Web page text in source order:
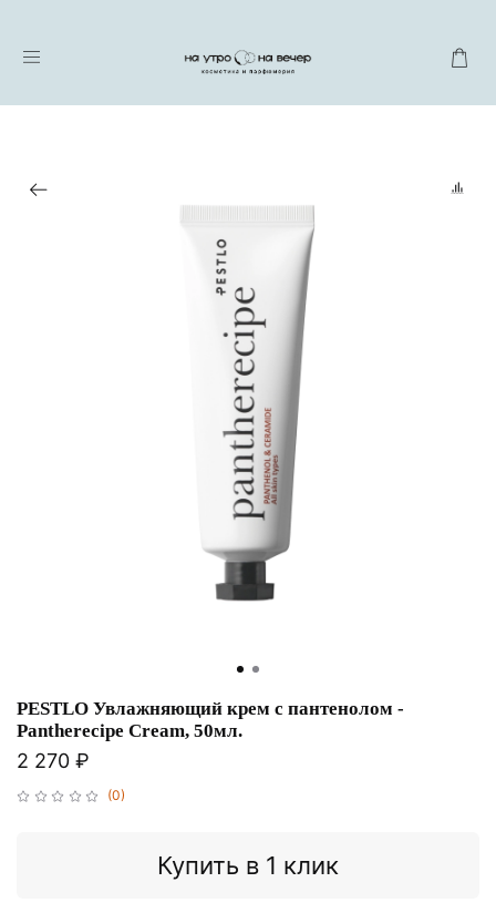
(0)
PESTLO Увлажняющий крем с пантенолом -
Pantherecipe Cream, 50мл.
2 270 ₽
Купить в 1 клик